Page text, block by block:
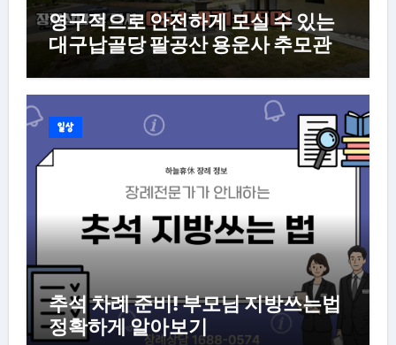
영구적으로 안전하게 모실 수 있는
대구납골당 팔공산 용운사 추모관
일상
추석 차례 준비! 부모님 지방쓰는법
정확하게 알아보기